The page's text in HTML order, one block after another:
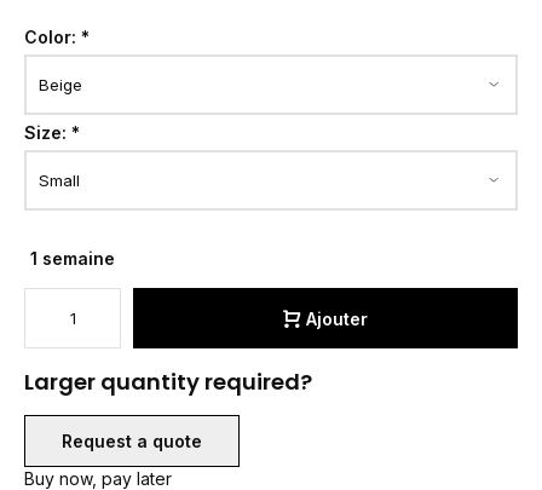
Color: *
Size: *
1 semaine
Ajouter
Larger quantity required?
Request a quote
Buy now, pay later